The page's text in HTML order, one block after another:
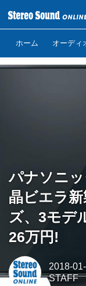
ホーム オーディ
パナソニ
晶ビエラ
ズ、3モデ
26万円!
2018-
STAFF